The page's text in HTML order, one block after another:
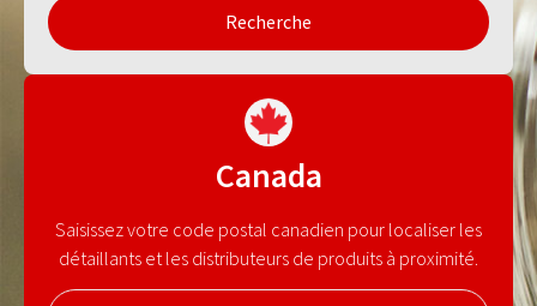
Recherche
Canada
Saisissez votre code postal canadien pour localiser les
détaillants et les distributeurs de produits à proximité.